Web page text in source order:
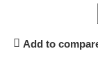
Add to